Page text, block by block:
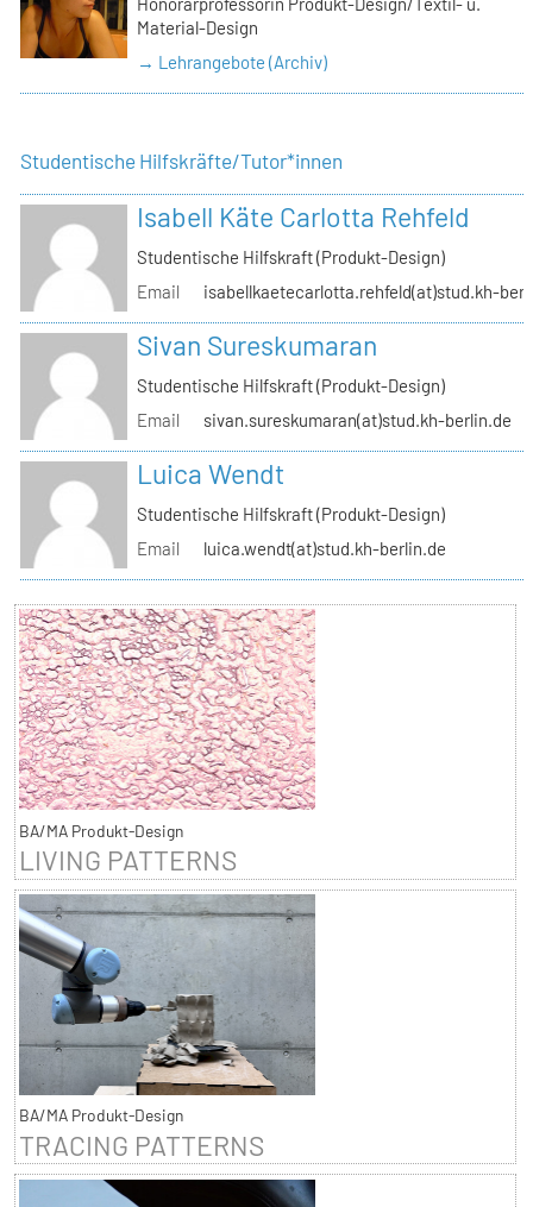
Material-Design
→ Lehrangebote (Archiv)
Studentische Hilfskräfte/Tutor*innen
Isabell Käte Carlotta Rehfeld
Studentische Hilfskraft (Produkt-Design)
Email
isabellkaetecarlotta.rehfeld(at)stud.kh-
Sivan Sureskumaran
Studentische Hilfskraft (Produkt-Design)
Email
sivan.sureskumaran(at)stud.kh-berlin.de
Luica Wendt
Studentische Hilfskraft (Produkt-Design)
Email
luica.wendt(at)stud.kh-berlin.de
BA/MA Produkt-Design
LIVING PATTERNS
BA/MA Produkt-Design
TRACING PATTERNS